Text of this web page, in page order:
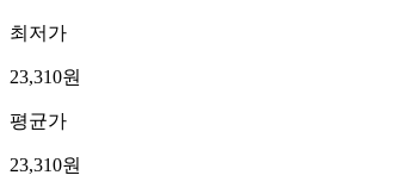
최저가
23,310원
평균가
23,310원